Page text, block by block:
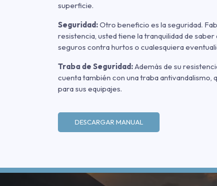
superficie.
Seguridad:Otro beneficio es la seguridad.
resistencia, usted tiene la tranquilidad de
seguros contra hurtos o cualesquiera
Traba de Seguridad:Además de su
cuenta también con una traba
para sus equipajes.
DESCARGAR MANUAL